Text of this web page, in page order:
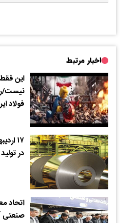
اخبار مرتبط
این
نیست/
فولاد
۱۷
در
اتحاد
صنعتی